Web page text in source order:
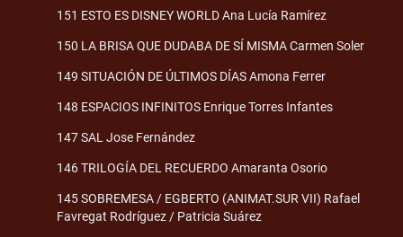
151 ESTO ES DISNEY WORLD Ana Lucía Ramírez
150 LA BRISA QUE DUDABA DE SÍ MISMA Carmen Soler
149 SITUACIÓN DE ÚLTIMOS DÍAS Amona Ferrer
148 ESPACIOS INFINITOS Enrique Torres Infantes
147 SAL Jose Fernández
146 TRILOGÍA DEL RECUERDO Amaranta Osorio
145 SOBREMESA / EGBERTO (ANIMAT.SUR VII) Rafael
Favregat Rodríguez / Patricia Suárez